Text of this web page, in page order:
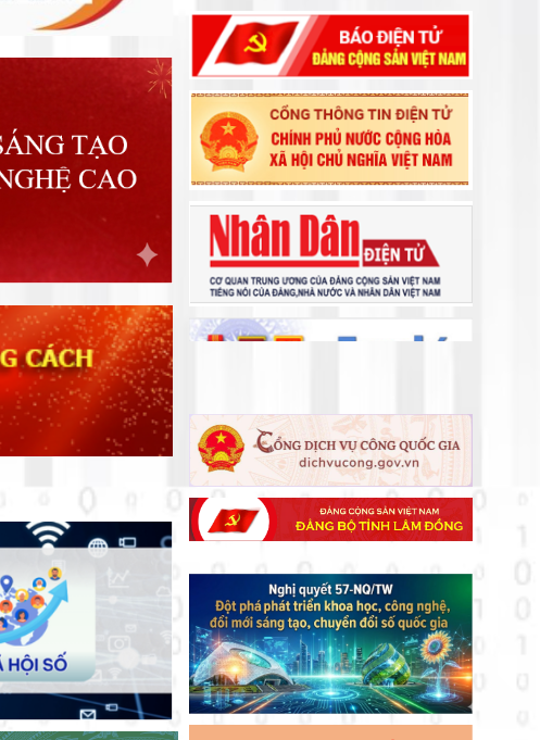
động tổng lực khắc phục hậu quả
thiên tai, sớm ổn định đời sống Nhân
dân Lâm Đồng
Lâm Đồng quyết tâm hoàn thành
sớm nhất “Chiến dịch Quang Trung”
Chuẩn bị chu đáo Lễ khởi công dự
án đầu tư xây dựng đường bộ cao
tốc Tân Phú - Bảo Lộc